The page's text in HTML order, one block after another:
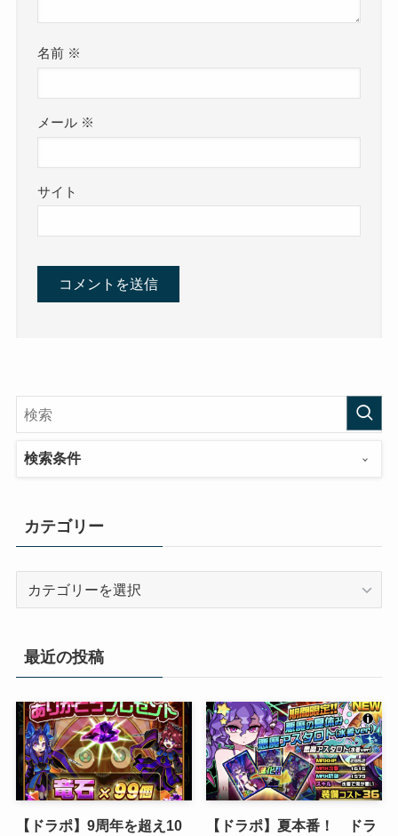
名前 ※
メール ※
サイト
検索条件
カテゴリー
リ
最近の投稿
【ドラポ】9周年を超え10
【ドラポ】夏本番！ ドラ